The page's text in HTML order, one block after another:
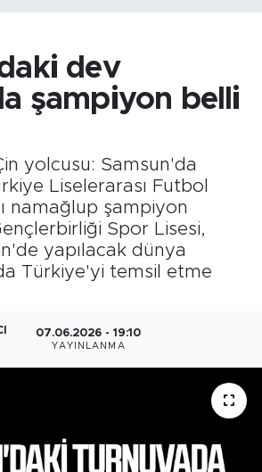
dev
şampiyon belli
yolcusu: Samsun'da
Liselerarası Futbol
namağlup şampiyon
Spor Lisesi,
yapılacak dünya
Türkiye'yi temsil etme
07.06.2026 - 19:10
YAYINLANMA